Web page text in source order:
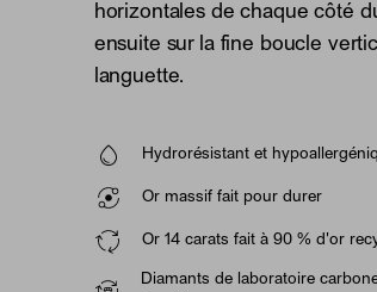
horizontales de chaque côté
ensuite sur la fine boucle
languette.
Hydrorésistant et
Or massif fait pour durer
Or 14 carats fait à 90 % d'or
Diamants de laboratoire